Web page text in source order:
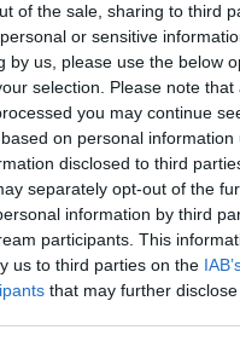
of the sale, sharing to third
or sensitive
by us, please use the below
selection. Please note that
you may continue
on personal information
disclosed to third
separately opt-out of the
information by third
participants. This
us to third parties on the
that may further
+2,87%
-0,16%
ΔΙΑΦΗΜΙΣΗ